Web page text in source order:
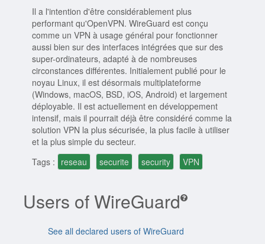
Il a l'intention d'être considérablement plus
performant qu'OpenVPN. WireGuard est conçu
comme un VPN à usage général pour fonctionner
aussi bien sur des interfaces intégrées que sur des
super-ordinateurs, adapté à de nombreuses
circonstances différentes. Initialement publié pour le
noyau Linux, il est désormais multiplateforme
(Windows, macOS, BSD, iOS, Android) et largement
déployable. Il est actuellement en développement
intensif, mais il pourrait déjà être considéré comme la
solution VPN la plus sécurisée, la plus facile à utiliser
et la plus simple du secteur.
Tags : reseau securite security VPN
Users of WireGuard
See all declared users of WireGuard